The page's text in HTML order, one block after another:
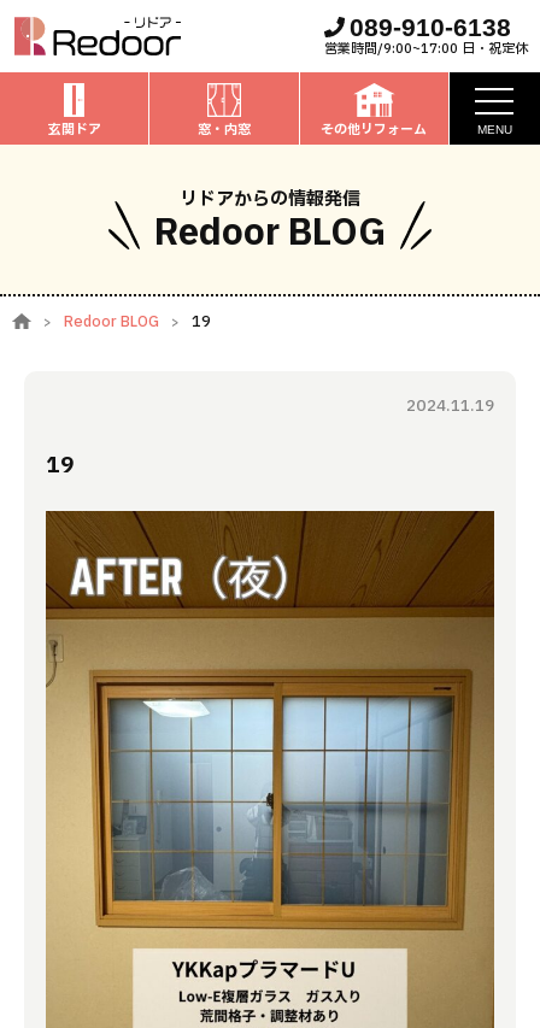
089-910-6138
営業時間/9:00~17:00 日・祝定休
玄関ドア 窓・内窓 その他リフォーム MENU
私たちについて
取扱商品
お家全般
お客様の声
ブログ
よくある質問
補助金事業
アクセス
リドアからの情報発信
Redoor BLOG
Redoor BLOG 19
2024.11.19
19